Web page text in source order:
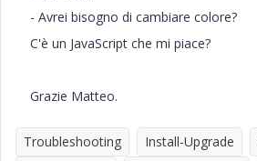
- Avrei bisogno di cambiare colore?
C'è un JavaScript che mi piace?
Grazie Matteo.
Troubleshooting Install-Upgrade